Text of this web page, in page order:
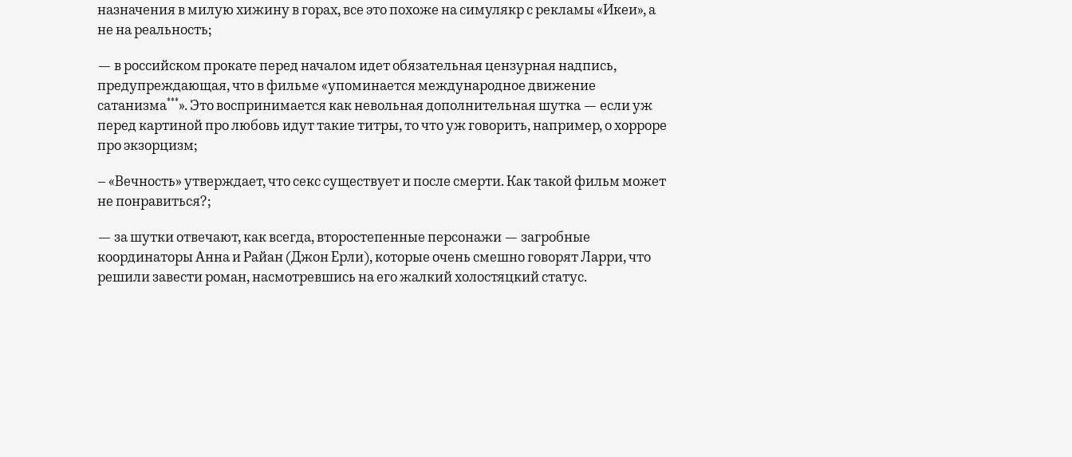
назначения в милую хижину в горах, все это похоже на симулякр с рекламы «Икеи», а
не на реальность;
— в российском прокате перед началом идет обязательная цензурная надпись,
предупреждающая, что в фильме «упоминается международное движение
сатанизма***». Это воспринимается как невольная дополнительная шутка — если уж
перед картиной про любовь идут такие титры, то что уж говорить, например, о хорроре
про экзорцизм;
– «Вечность» утверждает, что секс существует и после смерти. Как такой фильм может
не понравиться?;
— за шутки отвечают, как всегда, второстепенные персонажи — загробные
координаторы Анна и Райан (Джон Ерли), которые очень смешно говорят Ларри, что
решили завести роман, насмотревшись на его жалкий холостяцкий статус.